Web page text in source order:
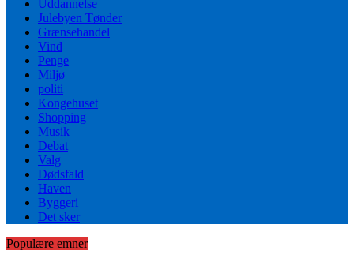
Uddannelse
Julebyen Tønder
Grænsehandel
Vind
Penge
Miljø
politi
Kongehuset
Shopping
Musik
Debat
Valg
Dødsfald
Haven
Byggeri
Det sker
Populære emner